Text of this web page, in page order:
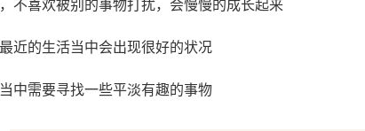
不喜欢被别的事物打扰，会慢慢的成长起来
近的生活当中会出现很好的状况
中需要寻找一些平淡有趣的事物